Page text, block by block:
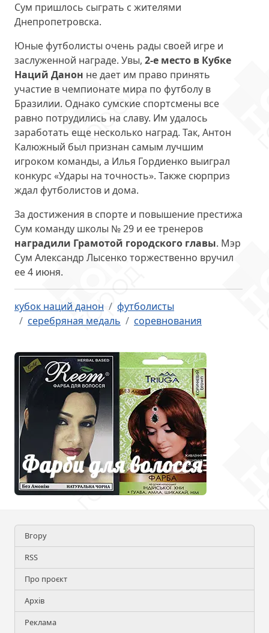
Сум пришлось сыграть с жителями
Днепропетровска.
Юные футболисты очень рады своей игре и
заслуженной награде. Увы, 2-е место в Кубке
Наций Данон не дает им право принять
участие в чемпионате мира по футболу в
Бразилии. Однако сумские спортсмены все
равно потрудились на славу. Им удалось
заработать еще несколько наград. Так, Антон
Калюжный был признан самым лучшим
игроком команды, а Илья Гордиенко выиграл
конкурс «Удары на точность». Также сюрприз
ждал футболистов и дома.
За достижения в спорте и повышение престижа
Сум команду школы № 29 и ее тренеров
наградили Грамотой городского главы. Мэр
Сум Александр Лысенко торжественно вручил
ее 4 июня.
кубок наций данон
футболисты
серебряная медаль
соревнования
Вгору
RSS
Про проєкт
Архів
Реклама